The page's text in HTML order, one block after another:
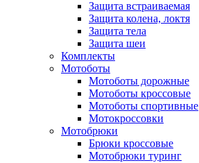
Защита встраиваемая
Защита колена, локтя
Защита тела
Защита шеи
Комплекты
Мотоботы
Мотоботы дорожные
Мотоботы кроссовые
Мотоботы спортивные
Мотокроссовки
Мотобрюки
Брюки кроссовые
Мотобрюки туринг